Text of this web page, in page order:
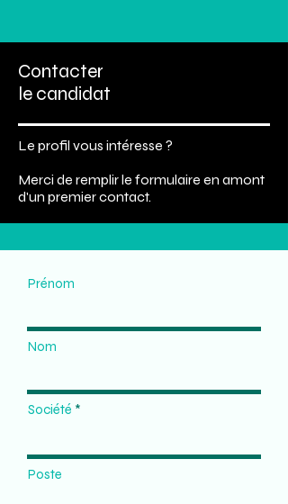
Contacter
le candidat
Le profil vous intéresse ?
Merci de remplir le formulaire en amont
d'un premier contact.
Prénom
Nom
Société
Poste